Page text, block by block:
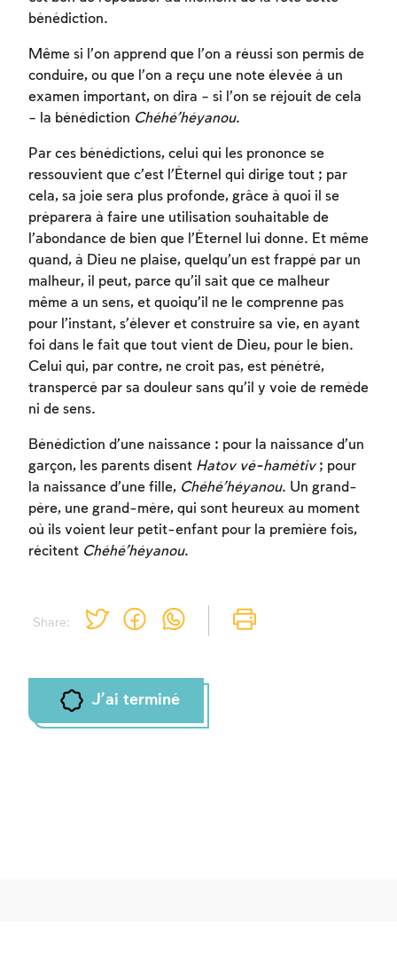
Share:
bénédiction.
Même si l’on apprend que l’on a réussi son permis de
conduire, ou que l’on a reçu une note élevée à un
examen important, on dira – si l’on se réjouit de cela
– la bénédiction Chéhé’héyanou.
Par ces bénédictions, celui qui les prononce se
ressouvient que c’est l’Éternel qui dirige tout ; par
cela, sa joie sera plus profonde, grâce à quoi il se
préparera à faire une utilisation souhaitable de
l’abondance de bien que l’Éternel lui donne. Et même
quand, à Dieu ne plaise, quelqu’un est frappé par un
malheur, il peut, parce qu’il sait que ce malheur
même a un sens, et quoiqu’il ne le comprenne pas
pour l’instant, s’élever et construire sa vie, en ayant
foi dans le fait que tout vient de Dieu, pour le bien.
Celui qui, par contre, ne croit pas, est pénétré,
transpercé par sa douleur sans qu’il y voie de remède
ni de sens.
Bénédiction d’une naissance : pour la naissance d’un
garçon, les parents disent Hatov vé-hamétiv; pour
la naissance d’une fille, Chéhé’héyanou. Un grand-
père, une grand-mère, qui sont heureux au moment
où ils voient leur petit-enfant pour la première fois,
récitent Chéhé’héyanou.
J'ai terminé